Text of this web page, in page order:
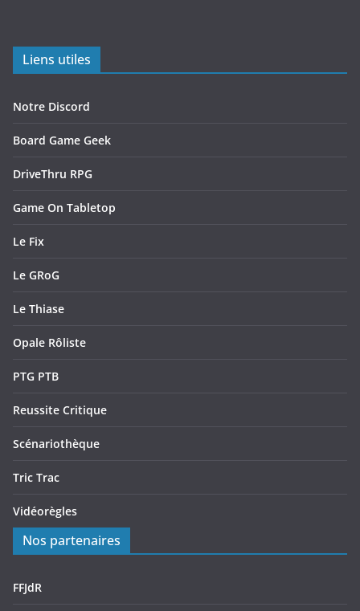
Liens utiles
Notre Discord
Board Game Geek
DriveThru RPG
Game On Tabletop
Le Fix
Le GRoG
Le Thiase
Opale Rôliste
PTG PTB
Reussite Critique
Scénariothèque
Tric Trac
Vidéorègles
Nos partenaires
FFJdR